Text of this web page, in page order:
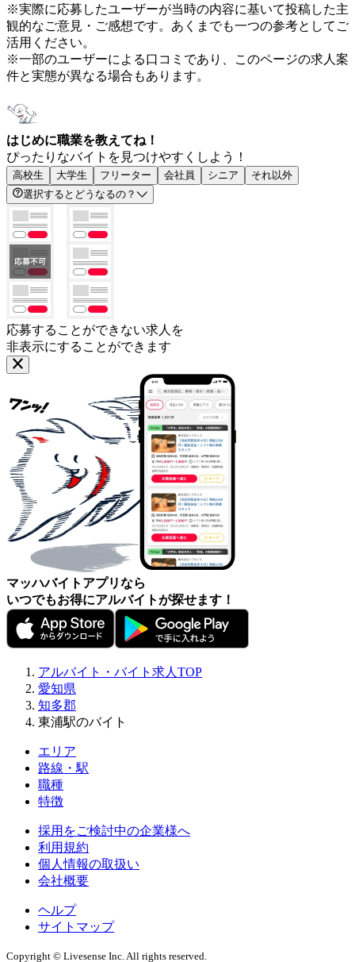
※実際に応募したユーザーが当時の内容に基いて投稿した主
観的なご意見・ご感想です。あくまでも一つの参考としてご
活用ください。
※一部のユーザーによる口コミであり、このページの求人案
件と実態が異なる場合もあります。
はじめに職業を教えてね！
ぴったりなバイトを見つけやすくしよう！
高校生 大学生 フリーター 会社員 シニア
それ以外
選択するとどうなるの？
応募することができない求人を
非表示にすることができます
マッハバイトアプリなら
いつでもお得にアルバイトが探せます！
アルバイト・バイト求人TOP
愛知県
知多郡
東浦駅のバイト
エリア
路線・駅
職種
特徴
採用をご検討中の企業様へ
利用規約
個人情報の取扱い
会社概要
ヘルプ
サイトマップ
Copyright © Livesense Inc. All rights reserved.